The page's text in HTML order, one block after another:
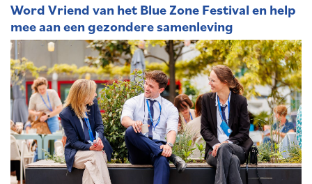
Word Vriend van het Blue Zone Festival en help
mee aan een gezondere samenleving